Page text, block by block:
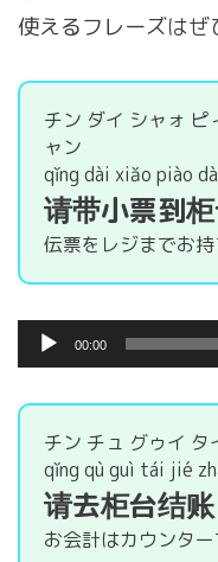
使えるフレーズはぜ
チン ダイ シャォ
ャン
qǐng dài xiǎo piào
请带小票到
伝票をレジまでお
レ
00:00
チン チュ グゥイ タ
qǐng qù guì tái jié
请去柜台结账
お会計はカウンタ